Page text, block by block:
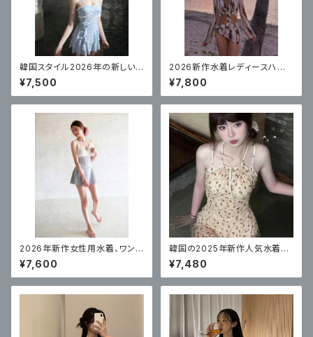
韓国スタイル2026年の新しい
女性用水着、ハイエンドワンピ
ース温泉コンサバスカートスタイ
ルサスペンダー
¥7,500
2026新作水着レディースハイ
エンドビキニ4点セット
¥7,800
2026年新作女性用水着、ワンピ
ーススカートスタイル、体型カバ
ー
¥7,600
韓国の2025年新作人気水着レ
ディースワンピーススカートスタ
イル
¥7,480